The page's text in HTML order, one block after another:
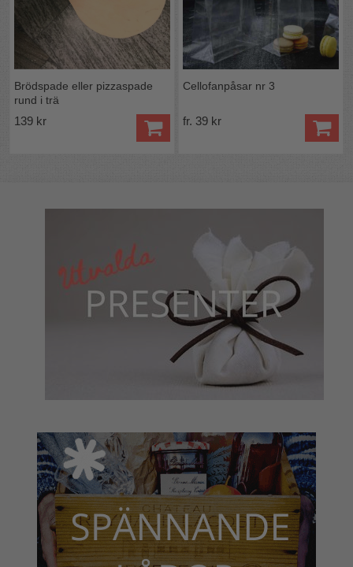
Brödspade eller pizzaspade
rund i trä
139 kr
Cellofanpåsar nr 3
fr. 39 kr